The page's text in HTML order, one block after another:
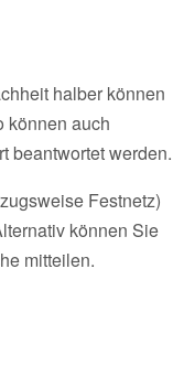
halber können
können auch
beantwortet werden.
Festnetz)
können Sie
mitteilen.